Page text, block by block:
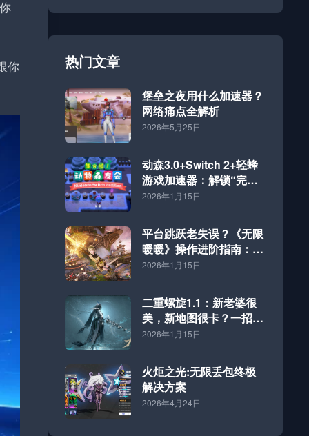
你 热门文章
堡垒之夜用什么加速器？
网络痛点全解析
2026年5月25日
动森3.0+Switch 2+轻蜂
游戏加速器：解锁“完全
体”海岛的终极方案
2026年1月15日
平台跳跃老失误？《无限
暖暖》操作进阶指南：好
网速才是硬道理
2026年1月15日
二重螺旋1.1：新老婆很
美，新地图很卡？一招解
决！
2026年1月15日
火炬之光:无限丢包终极
解决方案
2026年4月24日